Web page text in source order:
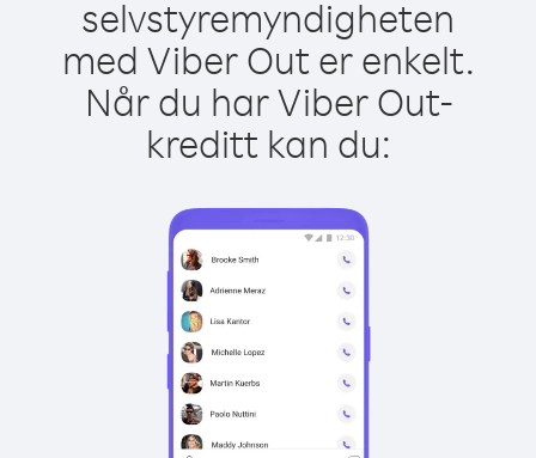
selvstyremyndigheten
med Viber Out er enkelt.
Når du har Viber Out-
kreditt kan du: